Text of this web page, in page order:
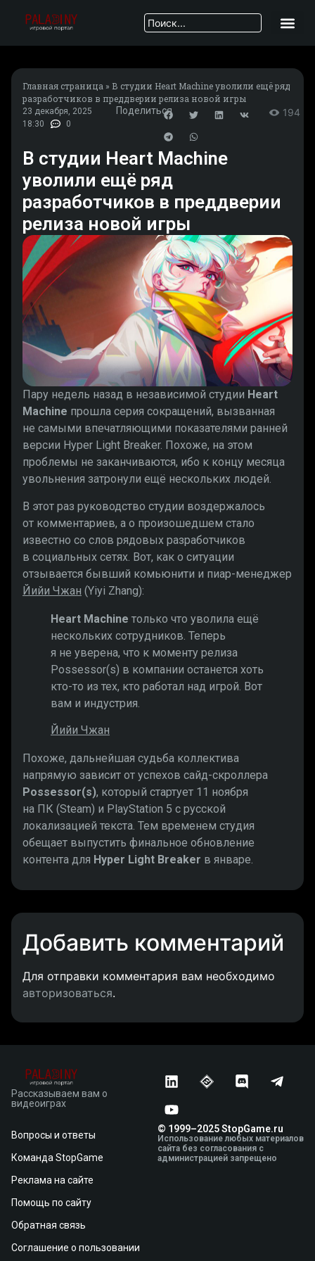
Главная страница » В студии Heart Machine уволили ещё ряд
разработчиков в преддверии релиза новой игры
23 декабря, 2025
18:30
0
Поделиться 194
В студии Heart Machine
уволили ещё ряд
разработчиков в преддверии
релиза новой игры
Пару недель назад в независимой студии Heart
Machine прошла серия сокращений, вызванная
не самыми впечатляющими показателями ранней
версии Hyper Light Breaker. Похоже, на этом
проблемы не заканчиваются, ибо к концу месяца
увольнения затронули ещё нескольких людей.
В этот раз руководство студии воздержалось
от комментариев, а о произошедшем стало
известно со слов рядовых разработчиков
в социальных сетях. Вот, как о ситуации
отзывается бывший комьюнити и пиар-менеджер
Йийи Чжан (Yiyi Zhang):
Heart Machine только что уволила ещё
нескольких сотрудников. Теперь
я не уверена, что к моменту релиза
Possessor(s) в компании останется хоть
кто-то из тех, кто работал над игрой. Вот
вам и индустрия.
Йийи Чжан
Похоже, дальнейшая судьба коллектива
напрямую зависит от успехов сайд-скроллера
Possessor(s), который стартует 11 ноября
на ПК (Steam) и PlayStation 5 с русской
локализацией текста. Тем временем студия
обещает выпустить финальное обновление
контента для Hyper Light Breaker в январе.
Добавить комментарий
Для отправки комментария вам необходимо
авторизоваться.
Рассказываем вам о
видеоиграх
Вопросы и ответы
Команда StopGame
Реклама на сайте
Помощь по сайту
Обратная связь
Соглашение о пользовании
© 1999–2025 StopGame.ru
Использование любых материалов
сайта без согласования с
администрацией запрещено